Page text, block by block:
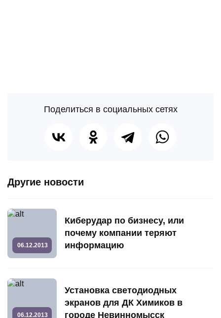
Поделиться в социальных сетях
Другие новости
06.12.2013
Киберудар по бизнесу, или
почему компании теряют
информацию
06.12.2013
Установка светодиодных
экранов для ДК Химиков в
городе Невинномысск